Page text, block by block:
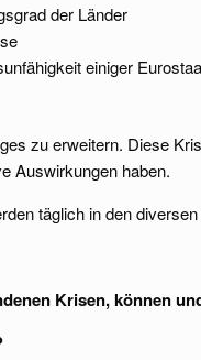
der Länder
einiger
zu erweitern. Diese
Auswirkungen haben.
täglich in den
Krisen, können